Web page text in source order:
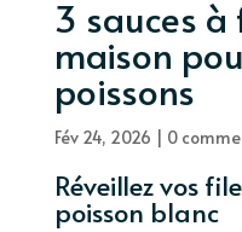
3 sauces à
maison
poissons
Fév 24, 2026 | 0
Réveillez vos
poisson blanc